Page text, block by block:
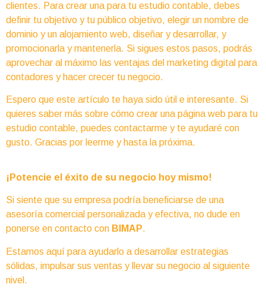
clientes. Para crear una para tu estudio contable, debes
definir tu objetivo y tu público objetivo, elegir un nombre de
dominio y un alojamiento web, diseñar y desarrollar, y
promocionarla y mantenerla. Si sigues estos pasos, podrás
aprovechar al máximo las ventajas del marketing digital para
contadores y hacer crecer tu negocio.
Espero que este artículo te haya sido útil e interesante. Si
quieres saber más sobre cómo crear una página web para tu
estudio contable, puedes contactarme y te ayudaré con
gusto. Gracias por leerme y hasta la próxima.
¡Potencie el éxito de su negocio hoy mismo!
Si siente que su empresa podría beneficiarse de una
asesoría comercial personalizada y efectiva, no dude en
ponerse en contacto con BIMAP.
Estamos aquí para ayudarlo a desarrollar estrategias
sólidas, impulsar sus ventas y llevar su negocio al siguiente
nivel.